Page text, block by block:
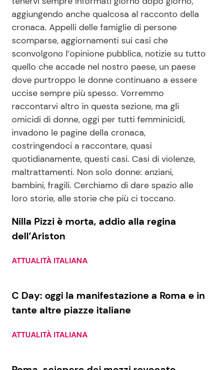
Persone Scomparse Programmi TV
Reality e Talent
Soap Opera
ShowBiz
News Cinema
News Musica
News Spettacolo
Social News
News dal mondo
Casa
Moda e Style
News benessere
Consigli di Cucina
Primi Piatti
aggiungendo anche qualcosa al racconto della
cronaca. Appelli delle famiglie di persone
scomparse, aggiornamenti sui casi che
sconvolgono l’opinione pubblica, notizie su tutto
quello che accade nel nostro paese, un paese
dove purtroppo le donne continuano a essere
uccise sempre più spesso. Vorremmo
raccontarvi altro in questa sezione, ma gli
omicidi di donne, oggi per tutti femminicidi,
invadono le pagine della cronaca,
costringendoci a raccontare, quasi
quotidianamente, questi casi. Casi di violenze,
maltrattamenti. Non solo donne: anziani,
bambini, fragili. Cerchiamo di dare spazio alle
loro storie, alle storie che più ci toccano.
Nilla Pizzi è morta, addio alla regina
dell’Ariston
ATTUALITÀ ITALIANA
C Day: oggi la manifestazione a Roma e in
tante altre piazze italiane
ATTUALITÀ ITALIANA